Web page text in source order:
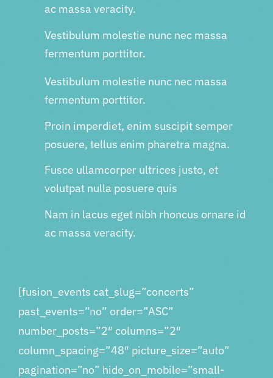
ac massa veracity.
Vestibulum molestie nunc nec massa
fermentum porttitor.
Vestibulum molestie nunc nec massa
fermentum porttitor.
Proin imperdiet, enim suscipit semper
posuere, tellus enim pharetra magna.
Fusce ullamcorper ultrices justo, et
volutpat nulla posuere quis
Nam in lacus eget nibh rhoncus ornare id
ac massa veracity.
[fusion_events cat_slug=”concerts”
past_events=”no” order=”ASC”
number_posts=”2″ columns=”2″
column_spacing=”48″ picture_size=”auto”
pagination=”no” hide_on_mobile=”small-